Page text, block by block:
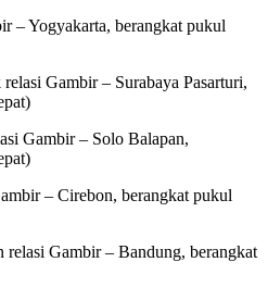
– Yogyakarta, berangkat pukul
Gambir – Surabaya Pasarturi,
Gambir – Solo Balapan,
– Cirebon, berangkat pukul
Gambir – Bandung, berangkat